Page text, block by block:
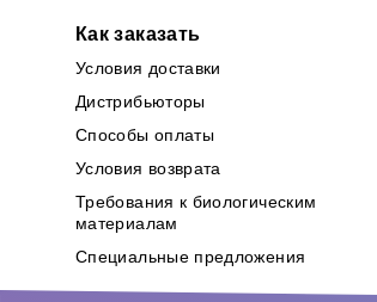
Как заказать
Условия доставки
Дистрибьюторы
Способы оплаты
Условия возврата
Требования к биологическим
материалам
Специальные предложения